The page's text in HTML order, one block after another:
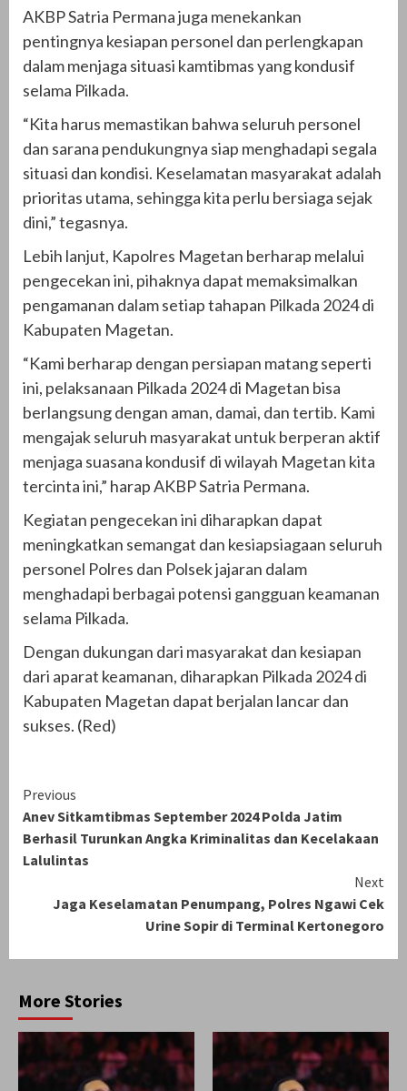
AKBP Satria Permana juga menekankan
pentingnya kesiapan personel dan perlengkapan
dalam menjaga situasi kamtibmas yang kondusif
selama Pilkada.
“Kita harus memastikan bahwa seluruh personel
dan sarana pendukungnya siap menghadapi segala
situasi dan kondisi. Keselamatan masyarakat adalah
prioritas utama, sehingga kita perlu bersiaga sejak
dini,” tegasnya.
Lebih lanjut, Kapolres Magetan berharap melalui
pengecekan ini, pihaknya dapat memaksimalkan
pengamanan dalam setiap tahapan Pilkada 2024 di
Kabupaten Magetan.
“Kami berharap dengan persiapan matang seperti
ini, pelaksanaan Pilkada 2024 di Magetan bisa
berlangsung dengan aman, damai, dan tertib. Kami
mengajak seluruh masyarakat untuk berperan aktif
menjaga suasana kondusif di wilayah Magetan kita
tercinta ini,” harap AKBP Satria Permana.
Kegiatan pengecekan ini diharapkan dapat
meningkatkan semangat dan kesiapsiagaan seluruh
personel Polres dan Polsek jajaran dalam
menghadapi berbagai potensi gangguan keamanan
selama Pilkada.
Dengan dukungan dari masyarakat dan kesiapan
dari aparat keamanan, diharapkan Pilkada 2024 di
Kabupaten Magetan dapat berjalan lancar dan
sukses. (Red)
Continue
Reading
Previous
Anev Sitkamtibmas September 2024 Polda Jatim
Berhasil Turunkan Angka Kriminalitas dan Kecelakaan
Lalulintas
Next
Jaga Keselamatan Penumpang, Polres Ngawi Cek
Urine Sopir di Terminal Kertonegoro
More Stories